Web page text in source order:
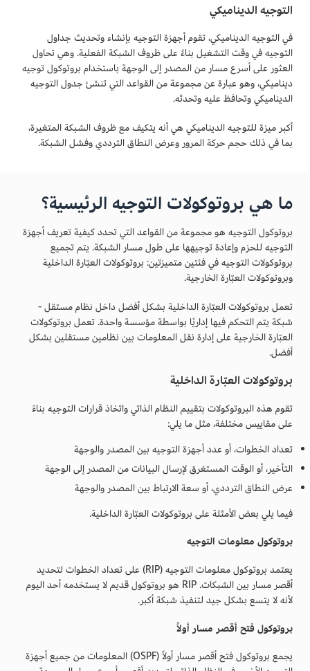
التوجيه الديناميكي
في التوجيه الديناميكي، تقوم أجهزة التوجيه بإنشاء وتحديث جداول
التوجيه في وقت التشغيل بناءً على ظروف الشبكة الفعلية. وهي تحاول
العثور على أسرع مسار من المصدر إلى الوجهة باستخدام بروتوكول توجيه
ديناميكي، وهو عبارة عن مجموعة من القواعد التي تنشئ جدول التوجيه
الديناميكي وتحافظ عليه وتحدثه.
أكبر ميزة للتوجيه الديناميكي هي أنه يتكيف مع ظروف الشبكة المتغيرة،
بما في ذلك حجم حركة المرور وعرض النطاق الترددي وفشل الشبكة.
ما هي بروتوكولات التوجيه الرئيسية؟
بروتوكول التوجيه هو مجموعة من القواعد التي تحدد كيفية تعريف أجهزة
التوجيه للحزم وإعادة توجيهها على طول مسار الشبكة. يتم تجميع
بروتوكولات التوجيه في فئتين متميزتين: بروتوكولات العبّارة الداخلية
وبروتوكولات العبّارة الخارجية.
تعمل بروتوكولات العبّارة الداخلية بشكل أفضل داخل نظام مستقل -
شبكة يتم التحكم فيها إداريًا بواسطة مؤسسة واحدة. تعمل بروتوكولات
العبّارة الخارجية على إدارة نقل المعلومات بين نظامين مستقلين بشكل
أفضل.
بروتوكولات العبّارة الداخلية
تقوم هذه البروتوكولات بتقييم النظام الذاتي واتخاذ قرارات التوجيه بناءً
على مقاييس مختلفة، مثل ما يلي:
تعداد الخطوات، أو عدد أجهزة التوجيه بين المصدر والوجهة
التأخير، أو الوقت المستغرق لإرسال البيانات من المصدر إلى الوجهة
عرض النطاق الترددي، أو سعة الارتباط بين المصدر والوجهة
فيما يلي بعض الأمثلة على بروتوكولات العبّارة الداخلية.
بروتوكول معلومات التوجيه
يعتمد بروتوكول معلومات التوجيه (RIP) على تعداد الخطوات لتحديد
أقصر مسار بين الشبكات. RIP هو بروتوكول قديم لا يستخدمه أحد اليوم
لأنه لا يتسع بشكل جيد لتنفيذ شبكة أكبر.
بروتوكول فتح أقصر مسار أولاً
يجمع بروتوكول فتح أقصر مسار أولاً (OSPF) المعلومات من جميع أجهزة